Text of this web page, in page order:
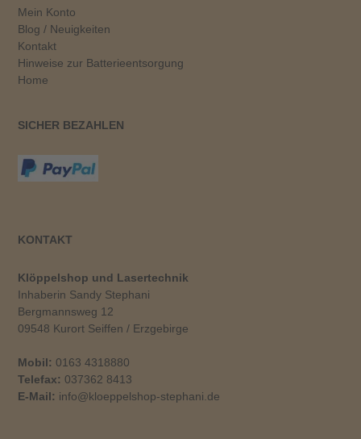
Mein Konto
Blog / Neuigkeiten
Kontakt
Hinweise zur Batterieentsorgung
Home
SICHER BEZAHLEN
KONTAKT
Klöppelshop und Lasertechnik
Inhaberin Sandy Stephani
Bergmannsweg 12
09548 Kurort Seiffen / Erzgebirge
Mobil: 0163 4318880
Telefax: 037362 8413
E-Mail: info@kloeppelshop-stephani.de